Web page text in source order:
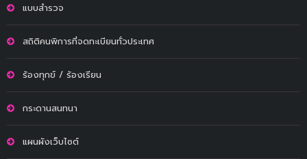
แบบสำรวจ
สถิติคนพิการที่จดทะเบียนทั่วประเทศ
ร้องทุกข์ / ร้องเรียน
กระดานสนทนา
แผนผังเว็บไซต์